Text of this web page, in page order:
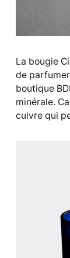
La bougie
de
boutique
minérale.
cuivre qui